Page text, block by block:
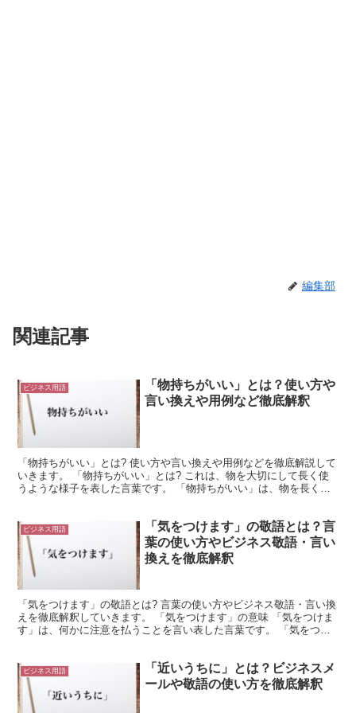
編集部
関連記事
ビジネス用語
「物持ちがいい」とは？使い方や
言い換えや用例など徹底解釈
「物持ちがいい」とは? 使い方や言い換えや用例などを徹底解説して
いきます。 「物持ちがいい」とは? これは、物を大切にして長く使
うような様子を表した言葉です。 「物持ちがいい」は、物を長く使
ビジネス用語
「気をつけます」の敬語とは？言
葉の使い方やビジネス敬語・言い
換えを徹底解釈
「気をつけます」の敬語とは? 言葉の使い方やビジネス敬語・言い換
えを徹底解釈していきます。 「気をつけます」の意味 「気をつけま
す」は、何かに注意を払うことを言い表した言葉です。 「気をつけ
ビジネス用語
「近いうちに」とは？ビジネスメ
ールや敬語の使い方を徹底解釈